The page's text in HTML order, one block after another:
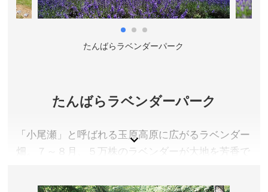
群馬県沼田市
料金／無料 ※一部有料施設あり
月は16:00まで)
また・市役所前」バス停下車 徒歩約10分（750m）、
車道 沼田ICから約8分（3.7km）
所在地／群馬県沼田市西倉内町594
たんばらラベンダーパーク
たんばらラベンダーパーク
「小尾瀬」と呼ばれる玉原高原に広がるラベンダー
畑。７～８月、５万株のラベンダーが大地を芳香で